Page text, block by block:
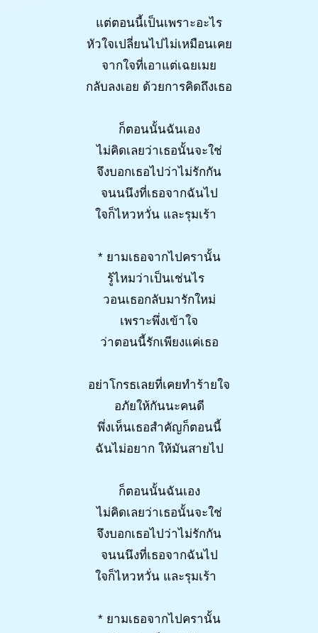
แต่ตอนนี้เป็นเพราะอะไร
หัวใจเปลี่ยนไปไม่เหมือนเคย
จากใจที่เอาแต่เฉยเมย
กลับลงเอย ด้วยการคิดถึงเธอ
ก็ตอนนั้นฉันเอง
ไม่คิดเลยว่าเธอนั้นจะใช่
จึงบอกเธอไปว่าไม่รักกัน
จนนนึงที่เธอจากฉันไป
ใจก็ไหวหวั่น และรุมเร้า
* ยามเธอจากไปครานั้น
รู้ไหมว่าเป็นเช่นไร
วอนเธอกลับมารักใหม่
เพราะพึ่งเข้าใจ
ว่าตอนนี้รักเพียงแค่เธอ
อย่าโกรธเลยที่เคยทำร้ายใจ
อภัยให้กันนะคนดี
พึ่งเห็นเธอสำคัญก็ตอนนี้
ฉันไม่อยาก ให้มันสายไป
ก็ตอนนั้นฉันเอง
ไม่คิดเลยว่าเธอนั้นจะใช่
จึงบอกเธอไปว่าไม่รักกัน
จนนนึงที่เธอจากฉันไป
ใจก็ไหวหวั่น และรุมเร้า
* ยามเธอจากไปครานั้น